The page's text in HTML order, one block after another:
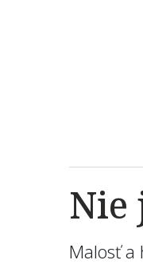
Nie
Malosť a